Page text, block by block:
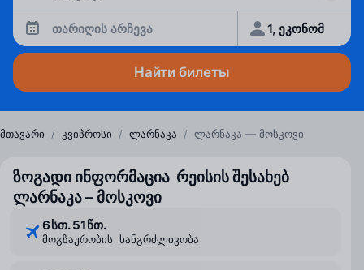
თარიღის არჩევა 1, ეკონომ
Найти билеты
მთავარი / კვიპროსი / ლარნაკა / ლარნაკა — მოსკოვი
ზოგადი ინფორმაცია რეისის შესახებ
ლარნაკა – მოსკოვი
6 ⁠სთ. 51 ⁠წთ.
მოგზაურობის ხანგრძლივობა